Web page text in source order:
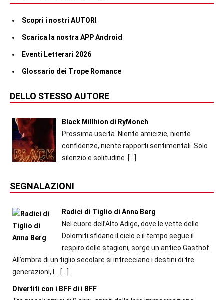
Scopri i nostri AUTORI
Scarica la nostra APP Android
Eventi Letterari 2026
Glossario dei Trope Romance
DELLO STESSO AUTORE
Black Millhion di RyMonch
Prossima uscita. Niente amicizie, niente
confidenze, niente rapporti sentimentali. Solo
silenzio e solitudine. […]
SEGNALAZIONI
Radici di Tiglio di Anna Berg
Nel cuore dell’Alto Adige, dove le vette delle
Dolomiti sfidano il cielo e il tempo segue il
respiro delle stagioni, sorge un antico Gasthof.
All’ombra di un tiglio secolare si intrecciano i destini di tre
generazioni, l...
[…]
Divertiti con i BFF di i BFF